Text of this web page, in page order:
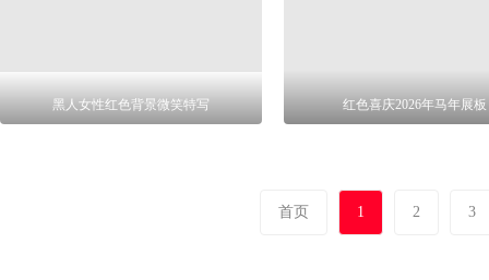
黑人女性红色背景微笑特写 红色喜庆2026年马年展板
首页 1 2 3